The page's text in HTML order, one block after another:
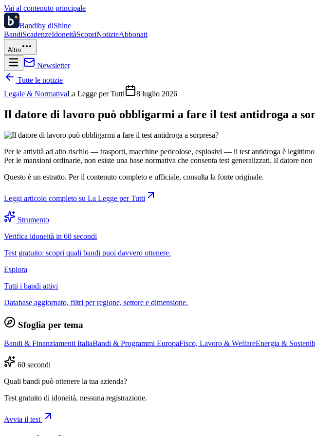
Vai al contenuto principale
Bandiby diShine
BandiScadenzeIdoneitàScopriNotizieAbbonati
Altro
Newsletter
Tutte le notizie
Legale & NormativaLa Legge per Tutti 8 luglio 2026
Il datore di lavoro può obbligarmi a fare il test antidroga a
Per le attività ad alto rischio — trasporti, macchine pericolose, esplosivi — il test antidroga è
Per le mansioni ordinarie, non esiste una base normativa che consenta test generalizzati. Il datore
Questo è un estratto. Per il contenuto completo e ufficiale, consulta la fonte originale.
Leggi articolo completo su La Legge per Tutti
Strumento
Verifica idoneità in 60 secondi
Test gratuito: scopri quali bandi puoi davvero ottenere.
Esplora
Tutti i bandi attivi
Database aggiornato, filtri per regione, settore e dimensione.
Sfoglia per tema
Bandi & Finanziamenti ItaliaBandi & Programmi EuropaFisco, Lavoro & WelfareEnergia &
60 secondi
Quali bandi può ottenere la tua azienda?
Test gratuito di idoneità, nessuna registrazione.
Avvia il test